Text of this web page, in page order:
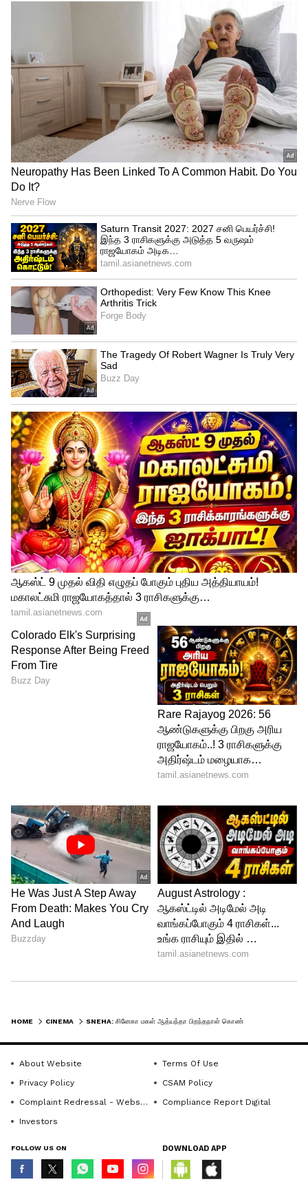
மகள் பிறந்தநாளை செலிபிரேட்
4
5
இதுகுறித்த புகைப்படங்கள் சில தற்போது
சமூக வலைத்தளத்தில் வைரலாக
பார்க்கப்பட்டு லைக்குகளை குவித்து
வருகிறது. குறிப்பாக இந்த பிறந்தநாள்
பார்ட்டியில்... விஜயகுமாரின் மகள் அனிதா,
ப்ரீத்தா, நடிகர் அசோக் உள்ளிட்ட பல
பிரபலங்கள் மற்றும் குடும்ப நண்பர்கள்
கலந்து கொண்டுள்ளனர்.
Hansika:கல்யாணத்திற்கு பிறகும் கவர்ச்சி
கும்மாளம்..! ஸ்ட்ராப்லெஸ் உடையில்
சூடேற்றிய ஹன்சிகாவின் ஹாட்
சினேகா தன்னுடைய மகளுக்கு
மேட்சிங்காக பர்பிள் நிற உடையில்
ஜொலிக்கிறார். நடித்தார் பிரசன்னா மற்றும்
அவருடைய மகன் விகான் ஆகியோர் கிரே
புகைப்படங்களுக்கு ரசிகர்கள் தங்களின்
வாழ்த்துக்களையும் தெரிவித்து
வருகிறார்கள்.
HOME CINEMA
About Website
Terms Of Use
Privacy Policy
CSAM Policy
Complaint Redressal - Website
Compliance Report Digital
Investors
FOLLOW US ON DOWNLOAD APP